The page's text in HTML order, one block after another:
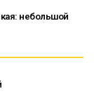
небольшой